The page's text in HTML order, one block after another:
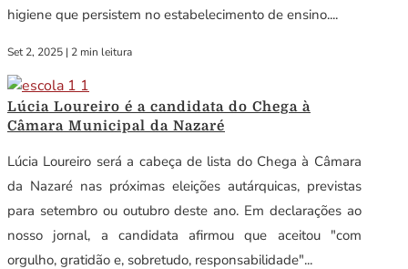
higiene que persistem no estabelecimento de ensino....
Set 2, 2025 | 2 min leitura
Lúcia Loureiro é a candidata do Chega à
Câmara Municipal da Nazaré
Lúcia Loureiro será a cabeça de lista do Chega à Câmara
da Nazaré nas próximas eleições autárquicas, previstas
para setembro ou outubro deste ano. Em declarações ao
nosso jornal, a candidata afirmou que aceitou "com
orgulho, gratidão e, sobretudo, responsabilidade"...